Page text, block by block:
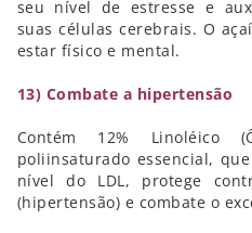
seu nível de estresse e
suas células cerebrais. O
estar físico e mental.
13) Combate a hipertensão
Contém 12% Linoléico
poliinsaturado essencial,
nível do LDL, protege
(hipertensão) e combate o